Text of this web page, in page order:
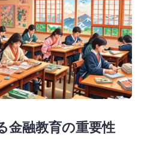
金融教育の重要性